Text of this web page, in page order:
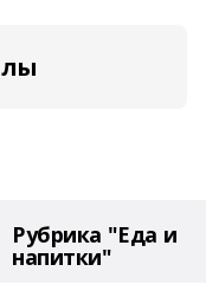
Рубрика "Еда и
напитки"